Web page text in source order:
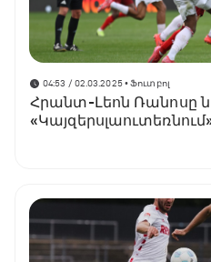
04:53 / 02.03.2025• Ֆուտբոլ
Հրանտ-Լեոն Ռանոսը